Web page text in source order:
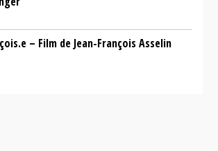
– Film de Jean-François Asselin